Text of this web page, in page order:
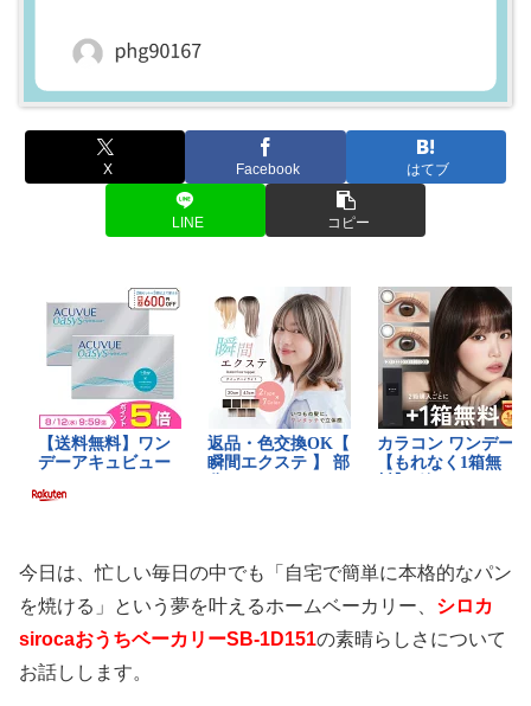
X Facebook はてブ
LINE コピー
今日は、忙しい毎日の中でも「自宅で簡単に本格的なパン
を焼ける」という夢を叶えるホームベーカリー、 シロカ
sirocaおうちベーカリーSB-1D151の素晴らしさについて
お話しします。